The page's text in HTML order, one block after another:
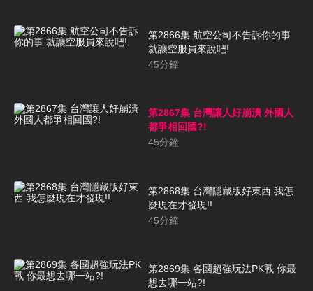
第2866集 航空公司不告訴你的事
就讓空服員來說吧!
45分鐘
第2867集 台灣讓人好崩潰 外國人
都爭相回國?!
45分鐘
第2868集 台灣隱藏版好東西 我怎
麼現在才發現!!
45分鐘
第2869集 各國超強玩法PK戰 你最
想去哪一站?!